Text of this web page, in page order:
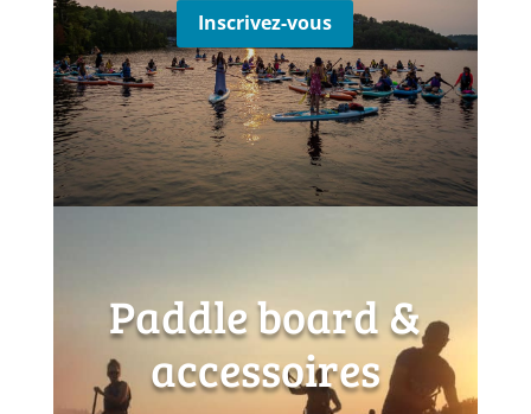
Inscrivez-vous
Paddle board &
accessoires